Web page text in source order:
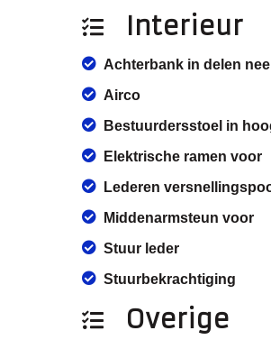
Interieur
Achterbank in delen
Airco
Bestuurdersstoel in
Elektrische ramen voor
Lederen
Middenarmsteun voor
Stuur leder
Stuurbekrachtiging
Overige